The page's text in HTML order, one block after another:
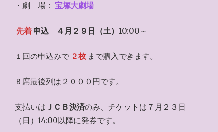
・劇 場： 宝塚大劇場
先着 申込 ４月２９日（土）10:00～
１回の申込みで ２枚 まで購入できます。
Ｂ席最後列は２０００円です。
支払いは ＪＣＢ決済のみ、チケットは７月２３日
（日）14:00以降に発券です。